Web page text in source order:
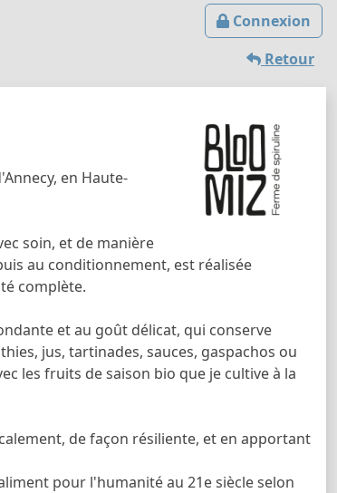
Connexion
Retour
en Haute-
soin, et de manière
au conditionnement, est réalisée
complète.
et au goût délicat, qui conserve
jus, tartinades, sauces, gaspachos ou
les fruits de saison bio que je cultive à la
de façon résiliente, et en apportant
pour l'humanité au 21e siècle selon